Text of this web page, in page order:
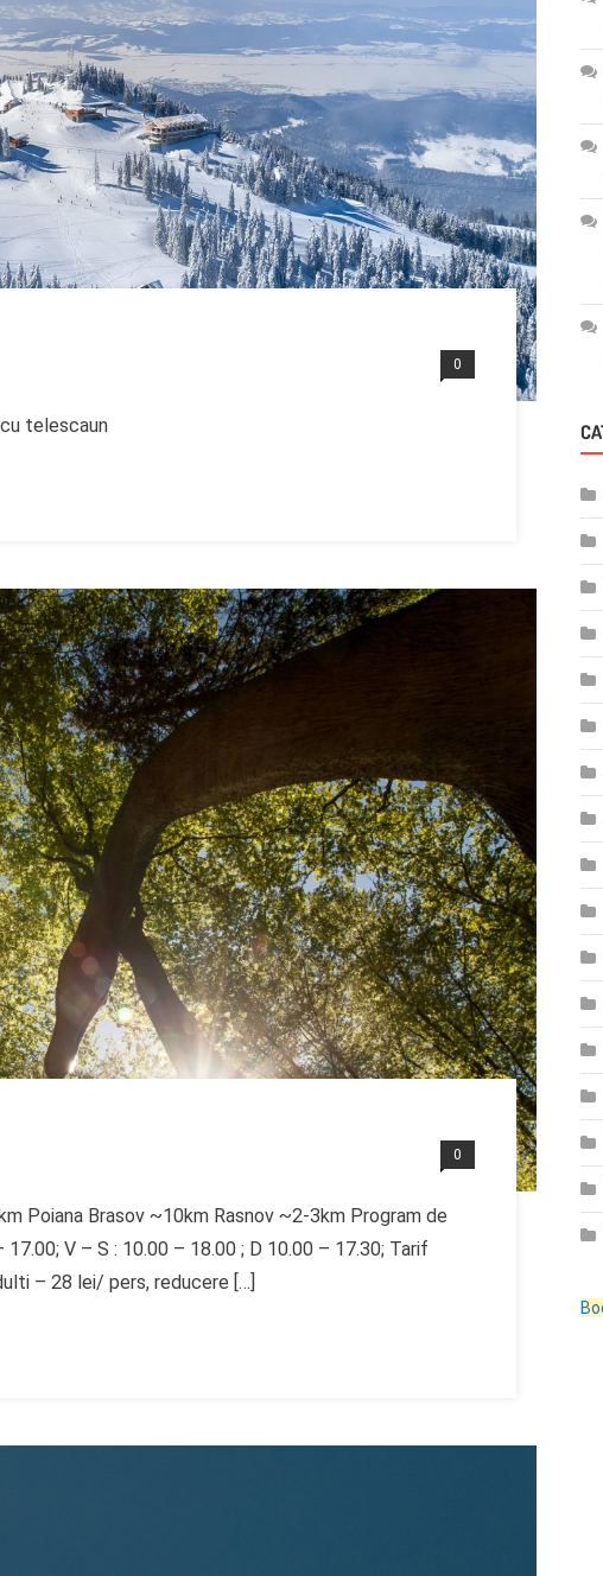
0
telescaun
0
Poiana Brasov ~10km Rasnov ~2-3km Program de
V – S : 10.00 – 18.00 ; D 10.00 – 17.30; Tarif
– 28 lei/ pers, reducere […]